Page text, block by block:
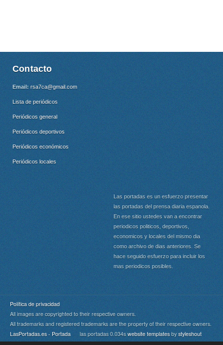
Contacto
Email: rsa7ca@gmail.com
Lista de periódicos
Periódicos general
Periódicos deportivos
Periódicos económicos
Periódicos locales
Las portadas es un esfuerzo presentar
las portadas del prensa diaria espanola.
En ese sitio ustedes van a encontrar
periodicos politicos, deportivos,
economicos y locales del mismo dia
como archivo de dias anteriores. Se
hace seguido esfuerzo para incluir los
mas periodicos posibles.
Política de privacidad
All images are copyrighted to their respective owners.
All trademarks and registered trademarks are the property of their respective owners.
LasPortadas.es - Portada las portadas 0.034s website templates by styleshout